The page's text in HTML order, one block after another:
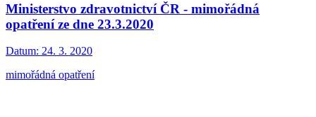
Ministerstvo zdravotnictví ČR - mimořádná
opatření ze dne 23.3.2020
Datum: 24. 3. 2020
mimořádná opatření